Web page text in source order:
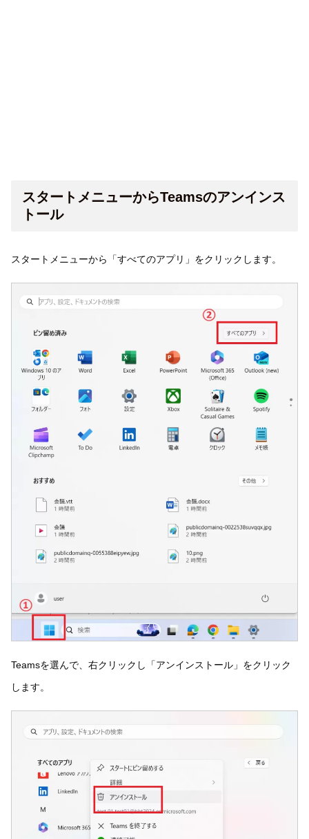
スタートメニューからTeamsのアンインス
トール
スタートメニューから「すべてのアプリ」をクリックします。
Teamsを選んで、右クリックし「アンインストール」をクリック
します。